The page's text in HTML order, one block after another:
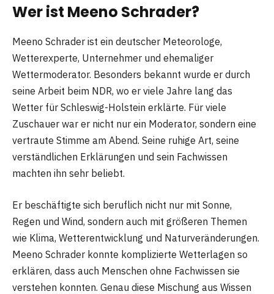
Wer ist Meeno Schrader?
Meeno Schrader ist ein deutscher Meteorologe,
Wetterexperte, Unternehmer und ehemaliger
Wettermoderator. Besonders bekannt wurde er durch
seine Arbeit beim NDR, wo er viele Jahre lang das
Wetter für Schleswig-Holstein erklärte. Für viele
Zuschauer war er nicht nur ein Moderator, sondern eine
vertraute Stimme am Abend. Seine ruhige Art, seine
verständlichen Erklärungen und sein Fachwissen
machten ihn sehr beliebt.
Er beschäftigte sich beruflich nicht nur mit Sonne,
Regen und Wind, sondern auch mit größeren Themen
wie Klima, Wetterentwicklung und Naturveränderungen.
Meeno Schrader konnte komplizierte Wetterlagen so
erklären, dass auch Menschen ohne Fachwissen sie
verstehen konnten. Genau diese Mischung aus Wissen